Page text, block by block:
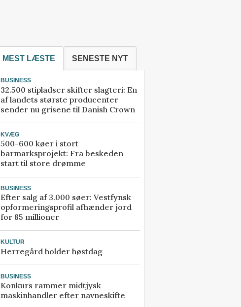
MEST LÆSTE SENESTE NYT
BUSINESS
32.500 stipladser skifter slagteri: En
af landets største producenter
sender nu grisene til Danish Crown
KVÆG
500-600 køer i stort
barmarksprojekt: Fra beskeden
start til store drømme
BUSINESS
Efter salg af 3.000 søer: Vestfynsk
opformeringsprofil afhænder jord
for 85 millioner
KULTUR
Herregård holder høstdag
BUSINESS
Konkurs rammer midtjysk
maskinhandler efter navneskifte